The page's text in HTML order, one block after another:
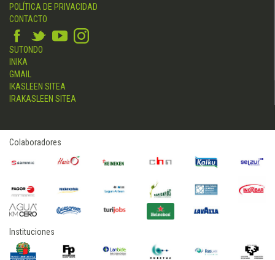
POLÍTICA DE PRIVACIDAD
CONTACTO
SUTONDO
INIKA
GMAIL
IKASLEEN SITEA
IRAKASLEEN SITEA
Colaboradores
Instituciones